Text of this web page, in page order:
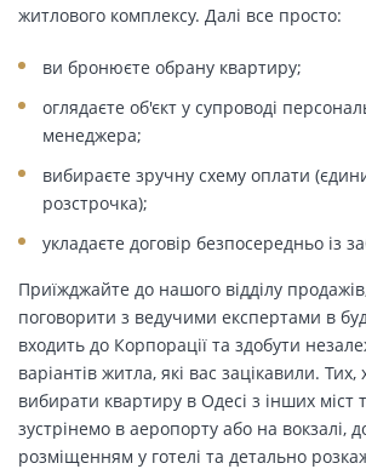
житлового комплексу. Далі все просто:
ви бронюєте обрану квартиру;
оглядаєте об'єкт у супроводі
менеджера;
вибираєте зручну схему оплати
розстрочка);
укладаєте договір безпосередньо із
Приїжджайте до нашого відділу
поговорити з ведучими експертами в
входить до Корпорації та здобути
варіантів житла, які вас зацікавили.
вибирати квартиру в Одесі з інших міст
зустрінемо в аеропорту або на вокзалі,
розміщенням у готелі та детально